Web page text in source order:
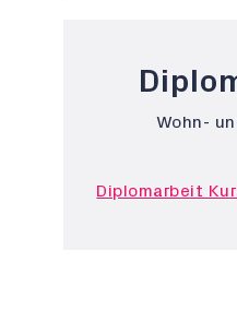
Wohn-
Diplomarbeit